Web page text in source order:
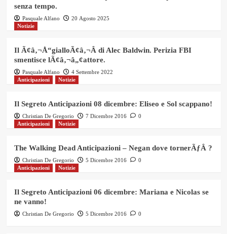
senza tempo.
Pasquale Alfano
20 Agosto 2025
Notizie
Il Ã¢â‚¬Å“gialloÃ¢â‚¬Â di Alec Baldwin. Perizia FBI
smentisce lÃ¢â‚¬â„¢attore.
Pasquale Alfano
4 Settembre 2022
Anticipazioni
Notizie
Il Segreto Anticipazioni 08 dicembre: Eliseo e Sol scappano!
Christian De Gregorio 7 Dicembre 2016
0
Anticipazioni
Notizie
The Walking Dead Anticipazioni – Negan dove tornerÃƒÂ ?
Christian De Gregorio 5 Dicembre 2016
0
Anticipazioni
Notizie
Il Segreto Anticipazioni 06 dicembre: Mariana e Nicolas se
ne vanno!
Christian De Gregorio 5 Dicembre 2016 0